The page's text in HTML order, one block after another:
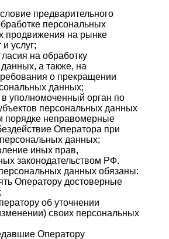
предварительного
персональных
продвижения на рынке
услуг;
на обработку
а также, на
о прекращении
данных;
уполномоченный орган по
персональных данных
порядке неправомерные
Оператора при
данных;
иных прав,
законодательством РФ.
данных обязаны:
Оператору достоверные
об уточнении
своих персональных
Оператору